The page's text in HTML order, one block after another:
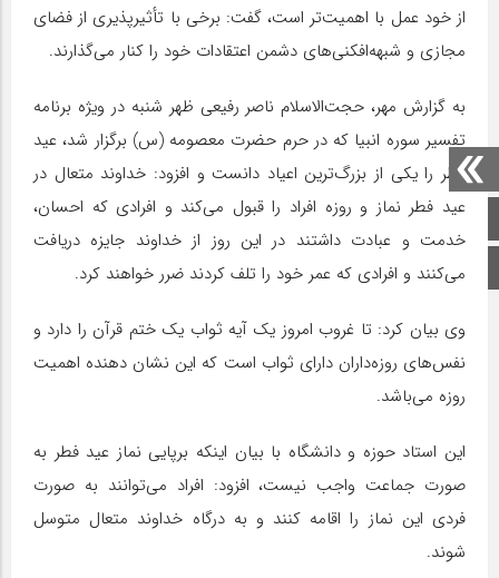
صفحه اصلی
اینستاگرام
از خود عمل با اهمیت‌تر است، گفت: برخی با تأثیرپذیری از فضای
مجازی و شبهه‌افکنی‌های دشمن اعتقادات خود را کنار می‌گذارند.
به گزارش مهر، حجت‌الاسلام ناصر رفیعی ظهر شنبه در ویژه برنامه
تفسیر سوره انبیا که در حرم حضرت معصومه (س) برگزار شد، عید
فطر را یکی از بزرگ‌ترین اعیاد دانست و افزود: خداوند متعال در
عید فطر نماز و روزه افراد را قبول می‌کند و افرادی که احسان،
خدمت و عبادت داشتند در این روز از خداوند جایزه دریافت
می‌کنند و افرادی که عمر خود را تلف کردند ضرر خواهند کرد.
وی بیان کرد: تا غروب امروز یک آیه ثواب یک ختم قرآن را دارد و
نفس‌های روزه‌داران دارای ثواب است که این نشان دهنده اهمیت
روزه می‌باشد.
این استاد حوزه و دانشگاه با بیان اینکه برپایی نماز عید فطر به
صورت جماعت واجب نیست، افزود: افراد می‌توانند به صورت
فردی این نماز را اقامه کنند و به درگاه خداوند متعال متوسل
شوند.